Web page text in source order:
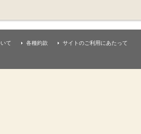
て 各種約款 サイトのご利用にあたって